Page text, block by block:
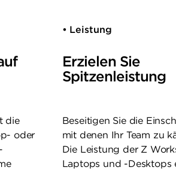
die
oder
• Leistung
Erzielen Sie
Spitzenleistung
Beseitigen Sie die
mit denen Ihr Team zu
Die Leistung der Z
Laptops und -Desktops